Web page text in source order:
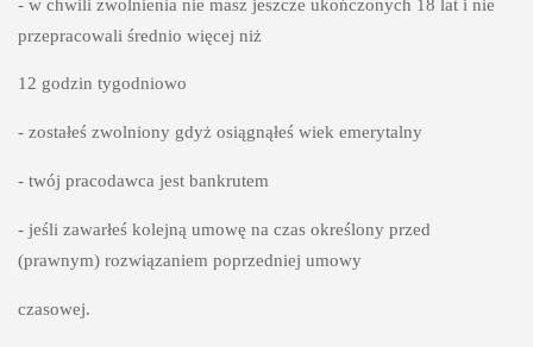
- w chwili zwolnienia nie masz jeszcze ukończonych 18 lat i nie
przepracowali średnio więcej niż
12 godzin tygodniowo
- zostałeś zwolniony gdyż osiągnąłeś wiek emerytalny
- twój pracodawca jest bankrutem
- jeśli zawarłeś kolejną umowę na czas określony przed
(prawnym) rozwiązaniem poprzedniej umowy
czasowej.